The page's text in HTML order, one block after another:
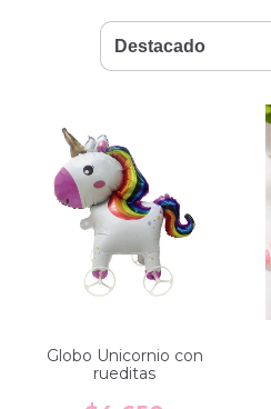
Globo Unicornio con
rueditas